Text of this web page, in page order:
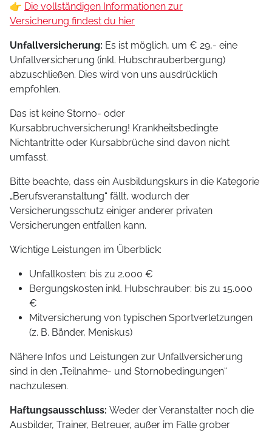
👉 Die vollständigen Informationen zur
Versicherung findest du hier
Unfallversicherung: Es ist möglich, um € 29,- eine
Unfallversicherung (inkl. Hubschrauberbergung)
abzuschließen. Dies wird von uns ausdrücklich
empfohlen.
Das ist keine Storno- oder
Kursabbruchversicherung! Krankheitsbedingte
Nichtantritte oder Kursabbrüche sind davon nicht
umfasst.
Bitte beachte, dass ein Ausbildungskurs in die Kategorie
„Berufsveranstaltung“ fällt, wodurch der
Versicherungsschutz einiger anderer privaten
Versicherungen entfallen kann.
Wichtige Leistungen im Überblick:
Unfallkosten: bis zu 2.000 €
Bergungskosten inkl. Hubschrauber: bis zu 15.000
€
Mitversicherung von typischen Sportverletzungen
(z. B. Bänder, Meniskus)
Nähere Infos und Leistungen zur Unfallversicherung
sind in den „Teilnahme- und Stornobedingungen“
nachzulesen.
Haftungsausschluss: Weder der Veranstalter noch die
Ausbilder, Trainer, Betreuer, außer im Falle grober